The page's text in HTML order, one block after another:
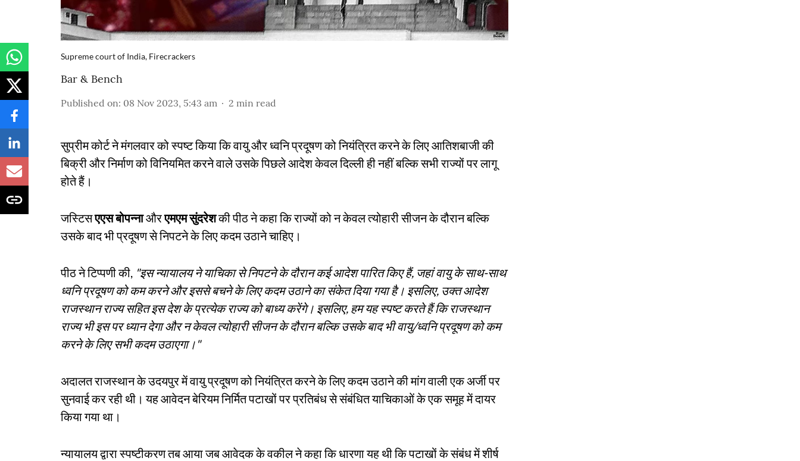
Supreme court of India, Firecrackers
Bar & Bench
Published on: 08 Nov 2023, 5:43 am 2 min read
सुप्रीम कोर्ट ने मंगलवार को स्पष्ट किया कि वायु और ध्वनि प्रदूषण को नियंत्रित करने के लिए आतिशबाजी की
बिक्री और निर्माण को विनियमित करने वाले उसके पिछले आदेश केवल दिल्ली ही नहीं बल्कि सभी राज्यों पर लागू
होते हैं।
जस्टिसएएस बोपन्नाऔरएमएम सुंदरेशकी पीठ ने कहा कि राज्यों को न केवल त्योहारी सीजन के दौरान बल्कि
उसके बाद भी प्रदूषण से निपटने के लिए कदम उठाने चाहिए।
पीठ ने टिप्पणी की, "इस न्यायालय ने याचिका से निपटने के दौरान कई आदेश पारित किए हैं, जहां वायु के साथ-साथ
ध्वनि प्रदूषण को कम करने और इससे बचने के लिए कदम उठाने का संकेत दिया गया है। इसलिए, उक्त आदेश
राजस्थान राज्य सहित इस देश के प्रत्येक राज्य को बाध्य करेंगे। इसलिए, हम यह स्पष्ट करते हैं कि राजस्थान
राज्य भी इस पर ध्यान देगा और न केवल त्योहारी सीजन के दौरान बल्कि उसके बाद भी वायु/ध्वनि प्रदूषण को कम
करने के लिए सभी कदम उठाएगा।"
अदालत राजस्थान के उदयपुर में वायु प्रदूषण को नियंत्रित करने के लिए कदम उठाने की मांग वाली एक अर्जी पर
सुनवाई कर रही थी। यह आवेदन बेरियम निर्मित पटाखों पर प्रतिबंध से संबंधित याचिकाओं के एक समूह में दायर
किया गया था।
न्यायालय द्वारा स्पष्टीकरण तब आया जब आवेदक के वकील ने कहा कि धारणा यह थी कि पटाखों के संबंध में शीर्ष